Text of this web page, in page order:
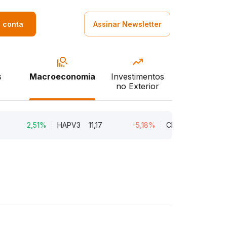
conta Assinar Newsletter
Macroeconomia
Investimentos
no Exterior
2,51% HAPV3 11,17 -5,18% CEAB3